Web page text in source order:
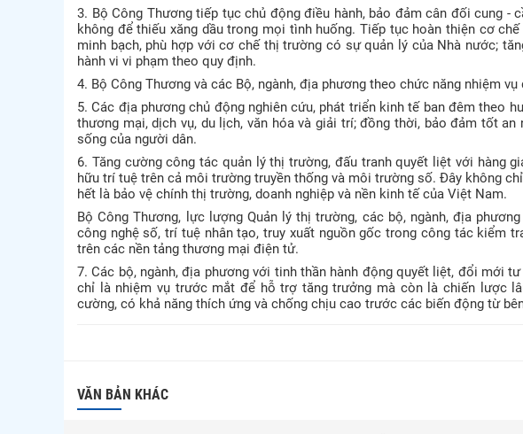
3. Bộ Công Thương tiếp tục chủ động điều hành, bảo đảm cân đối cung -
không để thiếu xăng dầu trong mọi tình huống. Tiếp tục hoàn thiện cơ
minh bạch, phù hợp với cơ chế thị trường có sự quản lý của Nhà nước;
hành vi vi phạm theo quy định.
4. Bộ Công Thương và các Bộ, ngành, địa phương theo chức năng nhiệm
5. Các địa phương chủ động nghiên cứu, phát triển kinh tế ban đêm theo
thương mại, dịch vụ, du lịch, văn hóa và giải trí; đồng thời, bảo đảm tốt
sống của người dân.
6. Tăng cường công tác quản lý thị trường, đấu tranh quyết liệt với hàng
hữu trí tuệ trên cả môi trường truyền thống và môi trường số. Đây không
hết là bảo vệ chính thị trường, doanh nghiệp và nền kinh tế của Việt Nam.
Bộ Công Thương, lực lượng Quản lý thị trường, các bộ, ngành, địa
công nghệ số, trí tuệ nhân tạo, truy xuất nguồn gốc trong công tác kiểm
trên các nền tảng thương mại điện tử.
7. Các bộ, ngành, địa phương với tinh thần hành động quyết liệt, đổi mới
chỉ là nhiệm vụ trước mắt để hỗ trợ tăng trưởng mà còn là chiến lược
cường, có khả năng thích ứng và chống chịu cao trước các biến động từ
VĂN BẢN KHÁC